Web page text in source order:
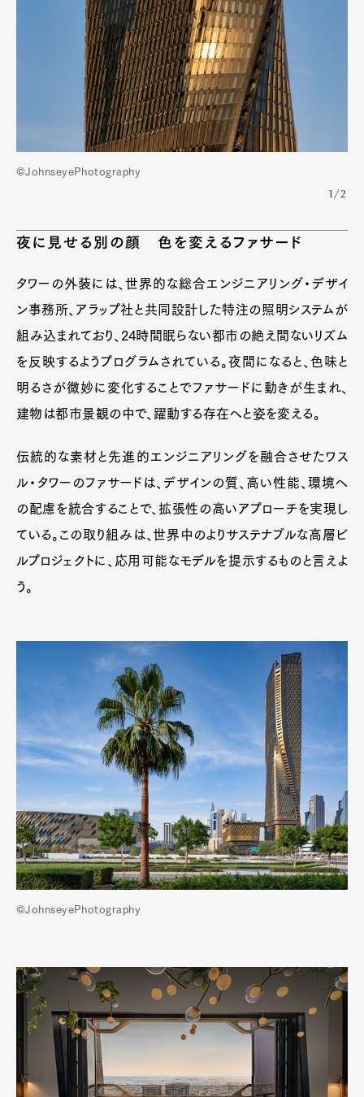
©JohnseyePhotography
1/2
夜に見せる別の顔 色を変えるファサード
タワーの外装には、世界的な総合エンジニアリング・デザイ
ン事務所、アラップ社と共同設計した特注の照明システムが
組み込まれており、24時間眠らない都市の絶え間ないリズム
を反映するようプログラムされている。夜間になると、色味と
明るさが微妙に変化することでファサードに動きが生まれ、
建物は都市景観の中で、躍動する存在へと姿を変える。
伝統的な素材と先進的エンジニアリングを融合させたワス
ル・タワーのファサードは、デザインの質、高い性能、環境へ
の配慮を統合することで、拡張性の高いアプローチを実現し
ている。この取り組みは、世界中のよりサステナブルな高層ビ
ルプロジェクトに、応用可能なモデルを提示するものと言えよ
う。
©JohnseyePhotography